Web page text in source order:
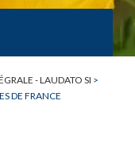
- LAUDATO SI >
DE FRANCE